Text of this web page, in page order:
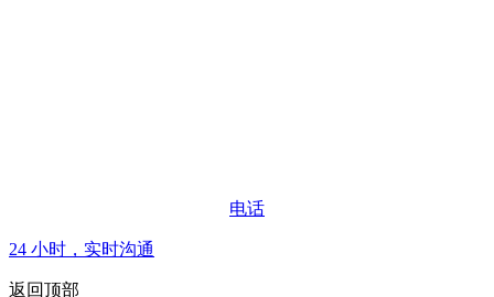
电话
24 小时，实时沟通
返回顶部